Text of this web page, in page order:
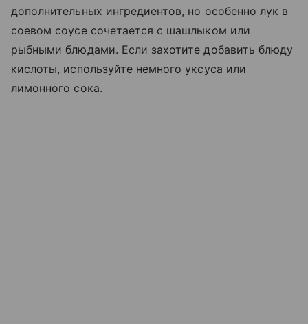
дополнительных ингредиентов, но особенно лук в
соевом соусе сочетается с шашлыком или
рыбными блюдами. Если захотите добавить блюду
кислоты, используйте немного уксуса или
лимонного сока.